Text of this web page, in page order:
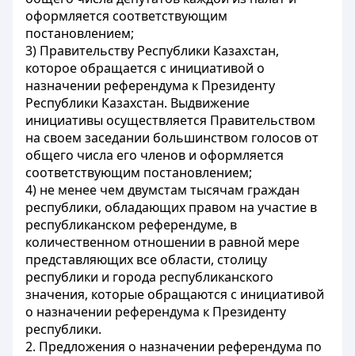
оформляется соответствующим
постановлением;
3) Правительству Республики Казахстан,
которое обращается с инициативой о
назначении референдума к Президенту
Республики Казахстан. Выдвижение
инициативы осуществляется Правительством
на своем заседании большинством голосов от
общего числа его членов и оформляется
соответствующим постановлением;
4) не менее чем двумстам тысячам граждан
республики, обладающих правом на участие в
республиканском референдуме, в
количественном отношении в равной мере
представляющих все области, столицу
республики и города республиканского
значения, которые обращаются с инициативой
о назначении референдума к Президенту
республики.
2. Предложения о назначении референдума по